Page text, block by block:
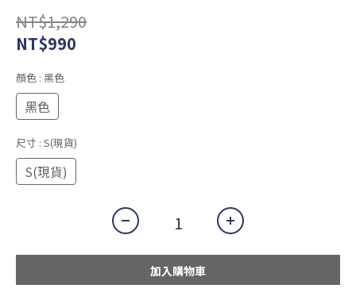
NT$1,290
NT$990
顏色 : 黑色
黑色
尺寸 : S(現貨)
S(現貨)
加入購物車